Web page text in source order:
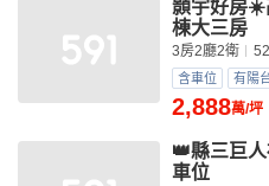
顥宇好房☀️
棟大三房
3房2廳2衛
含車位 有陽
2,888萬/坪
👑縣三巨
車位